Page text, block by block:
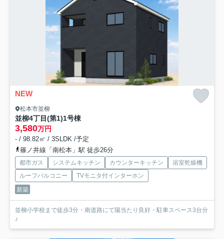
NEW
松本市並柳
並柳4丁目(第1)1号棟
3,580万円
- / 98.82㎡ / 3SLDK /予定
篠ノ井線「南松本」駅 徒歩26分
都市ガス システムキッチン カウンターキッチン
浴室乾燥機
ルーフバルコニー
TVモニタ付インターホン
新築
並柳小学校まで徒歩3分・南道路にて陽当たり良好・駐車スペース3台分
♪